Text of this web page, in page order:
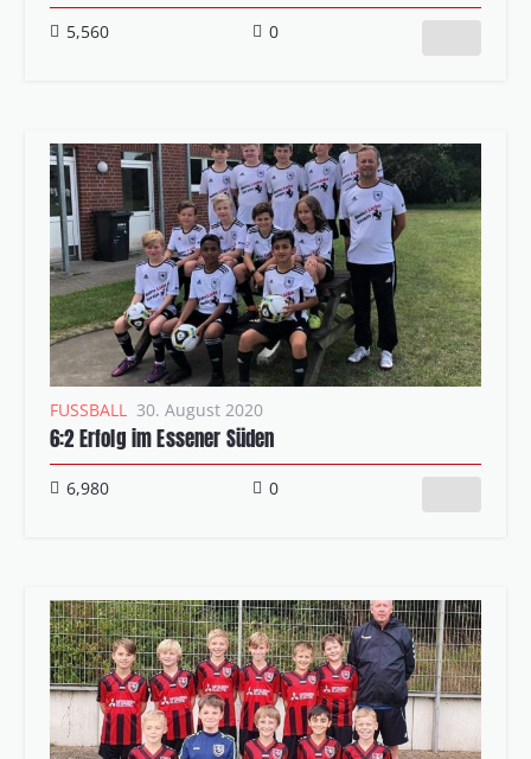
5,560 0
FUSSBALL 30. August 2020
6:2 Erfolg im Essener Süden
6,980 0